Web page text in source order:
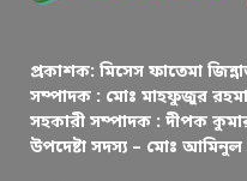
প্রকাশক: মিসেস ফাতেমা
সম্পাদক : মোঃ মাহফুজুর
সহকারী সম্পাদক : দীপক
উপদেষ্টা সদস্য – মোঃ আমিনুল